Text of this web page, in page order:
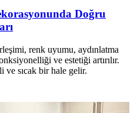
Doğru
renk uyumu, aydınlatma
ve estetiği artırılır.
ve sıcak bir hale gelir.